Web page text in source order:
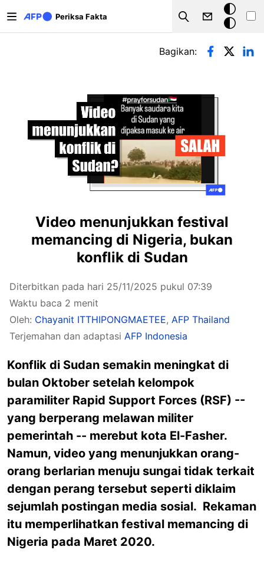
Periksa Fakta
Search
Mode
gelap
Tab primer
Bagikan:
Video menunjukkan festival
memancing di Nigeria, bukan
konflik di Sudan
Diterbitkan pada hari 25/11/2025 pukul 07:39
Waktu baca 2 menit
Oleh: Chayanit ITTHIPONGMAETEE, AFP Thailand
Terjemahan dan adaptasi AFP Indonesia
Konflik di Sudan semakin meningkat di
bulan Oktober setelah kelompok
paramiliter Rapid Support Forces (RSF) --
yang berperang melawan militer
pemerintah -- merebut kota El-Fasher.
Namun, video yang menunjukkan orang-
orang berlarian menuju sungai tidak terkait
dengan perang tersebut seperti diklaim
sejumlah postingan media sosial. Rekaman
itu memperlihatkan festival memancing di
Nigeria pada Maret 2020.